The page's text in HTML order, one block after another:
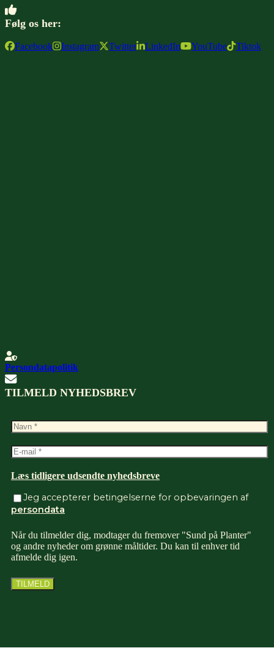
Følg os her:
Facebook Instagram Twitter LinkedIn YouTube Tiktok
Persondatapolitik
TILMELD NYHEDSBREV
Læs tidligere udsendte nyhedsbreve
Jeg accepterer betingelserne for opbevaringen af
persondata
Når du tilmelder dig, modtager du fremover "Sund på Planter"
og andre nyheder om grønne måltider. Du kan til enhver tid
afmelde dig igen.